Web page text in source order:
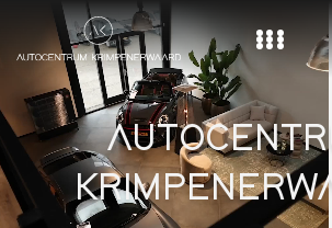
Home
Aanbod
Diensten